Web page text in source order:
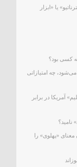
یا «ابزار
کسی بود؟
چه امتیازاتی
آمریکا در برابر
نامید؟
«پهلوی» را